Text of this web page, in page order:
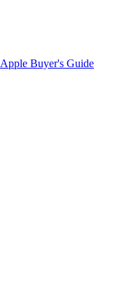
Apple Buyer's Guide